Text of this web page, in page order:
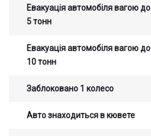
Евакуація автомобіля вагою до
5 тонн
Евакуація автомобіля вагою до
10 тонн
Заблоковано 1 колесо
Авто знаходиться в кювете